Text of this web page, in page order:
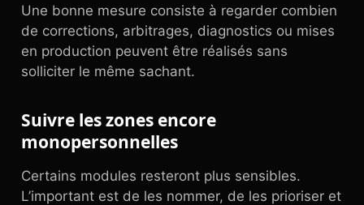
Une bonne mesure consiste à regarder combien
de corrections, arbitrages, diagnostics ou mises
en production peuvent être réalisés sans
solliciter le même sachant.
Suivre les zones encore
monopersonnelles
Certains modules resteront plus sensibles.
L’important est de les nommer, de les prioriser et